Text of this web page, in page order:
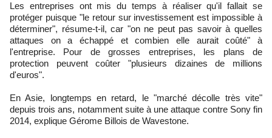
Les entreprises ont mis du temps à réaliser qu'il fallait se
protéger puisque "le retour sur investissement est impossible à
déterminer", résume-t-il, car "on ne peut pas savoir à quelles
attaques on a échappé et combien elle aurait coûté" à
l'entreprise. Pour de grosses entreprises, les plans de
protection peuvent coûter "plusieurs dizaines de millions
d'euros".
En Asie, longtemps en retard, le "marché décolle très vite"
depuis trois ans, notamment suite à une attaque contre Sony fin
2014, explique Gérome Billois de Wavestone.